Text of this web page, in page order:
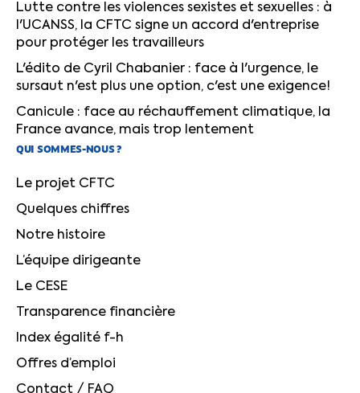
Lutte contre les violences sexistes et sexuelles : à
l'UCANSS, la CFTC signe un accord d'entreprise
pour protéger les travailleurs
L'édito de Cyril Chabanier : face à l'urgence, le
sursaut n'est plus une option, c'est une exigence!
Canicule : face au réchauffement climatique, la
France avance, mais trop lentement
QUI SOMMES-NOUS ?
Le projet CFTC
Quelques chiffres
Notre histoire
L’équipe dirigeante
Le CESE
Transparence financière
Index égalité f-h
Offres d’emploi
Contact / FAQ